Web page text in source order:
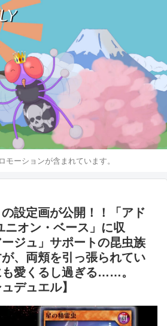
モーションが含まれています。
の設定画が公開！！「アド
ニオン・ベース」に収
ジュ」サポートの昆虫族
、両頬を引っ張られてい
愛くるし過ぎる……。
デュエル】